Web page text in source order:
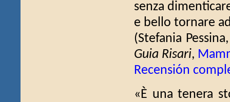
senza
e bello tornare
(Stefania
Guia Risari,
Recensión
«È una tenera